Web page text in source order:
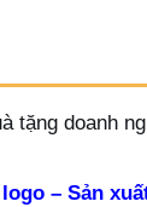
tặng doanh
– Sản